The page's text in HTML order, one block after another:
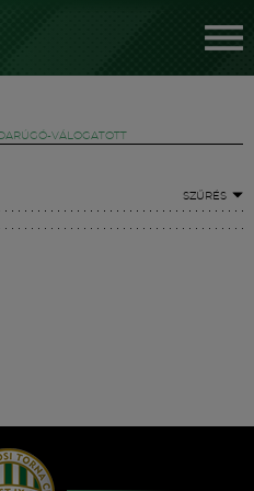
VÁLOGATOTT
SZŰRÉS